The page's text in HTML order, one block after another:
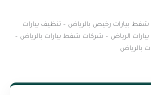
بيارات رخيص بالرياض – تنظيف بيارات
الرياض – شركات شفط بيارات بالرياض –
بالرياض